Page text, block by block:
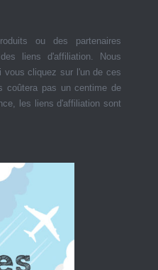
ou des partenaires
liens d'affiliation. Nous
vous cliquez sur l'un de ces
coûtera pas un centime de
les liens d'affiliation sont